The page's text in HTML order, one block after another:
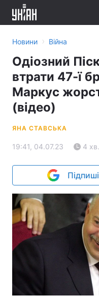
Новини › Війна
Одіозний
втрати 47-ї
Маркус
(відео)
ЯНА СТАВСЬКА
19:41, 04.07.23 4 хв.